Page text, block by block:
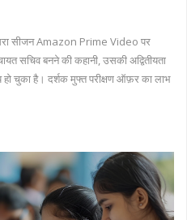
सीजन Amazon Prime Video पर
सचिव बनने की कहानी, उसकी अद्वितीयता
चुका है। दर्शक मुफ्त परीक्षण ऑफ़र का लाभ